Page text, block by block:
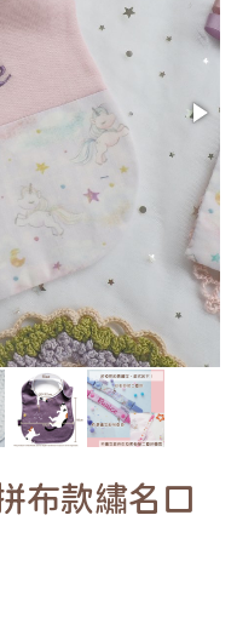
布款繡名口